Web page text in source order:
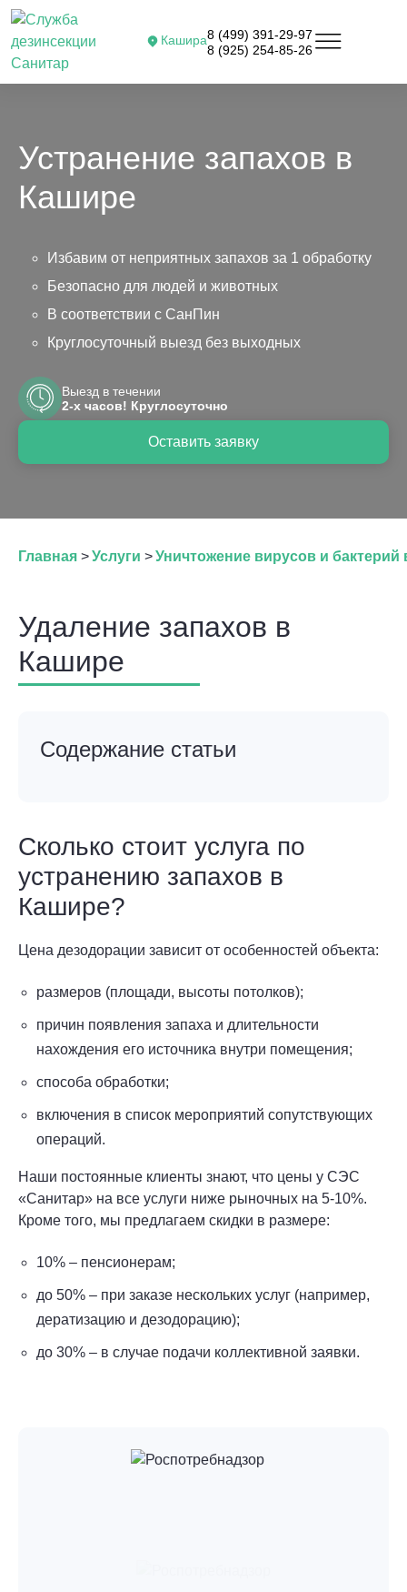
Кашира8 (499) 391-29-97
8 (925) 254-85-26
Устранение запахов в
Кашире
Избавим от неприятных запахов за 1 обработку
Безопасно для людей и животных
В соответствии с СанПин
Круглосуточный выезд без выходных
Оставить заявку
Выезд в течении
2-х часов! Круглосуточно
Главная >Услуги >Уничтожение вирусов и бактерий
Удаление запахов в
Кашире
Содержание статьи
Сколько стоит услуга по
устранению запахов в
Кашире?
Цена дезодорации зависит от особенностей объекта:
размеров (площади, высоты потолков);
причин появления запаха и длительности
нахождения его источника внутри помещения;
способа обработки;
включения в список мероприятий сопутствующих
операций.
Наши постоянные клиенты знают, что цены у СЭС
«Санитар» на все услуги ниже рыночных на 5-10%.
Кроме того, мы предлагаем скидки в размере:
10% – пенсионерам;
до 50% – при заказе нескольких услуг (например,
дератизацию и дезодорацию);
до 30% – в случае подачи коллективной заявки.